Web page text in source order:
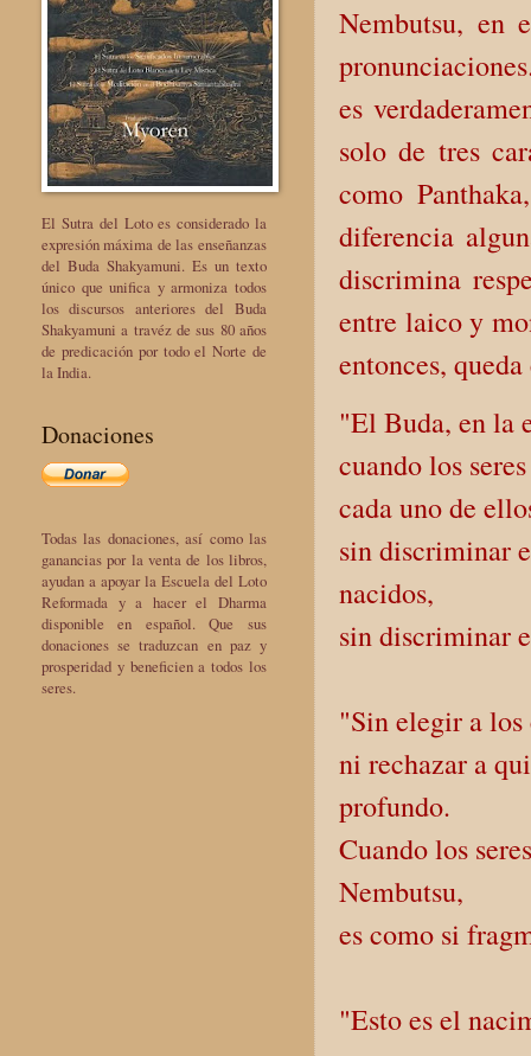
Nembutsu, en
es
solo de tres
como
diferencia
discrimina
entre laico y
entonces,
"El Buda, en la
cuando los
cada uno de
sin discriminar
nacidos,
sin discriminar
"Sin elegir a los
ni rechazar a
profundo.
Cuando los
Nembutsu,
es como si
"Esto es el
El Sutra del Loto es considerado la
expresión máxima de las enseñanzas
del Buda Shakyamuni. Es un texto
único que unifica y armoniza todos
los discursos anteriores del Buda
Shakyamuni a travéz de sus 80 años
de predicación por todo el Norte de
la India.
Donaciones
Todas las donaciones, así como las
ganancias por la venta de los libros,
ayudan a apoyar la Escuela del Loto
Reformada y a hacer el Dharma
disponible en español. Que sus
donaciones se traduzcan en paz y
prosperidad y beneficien a todos los
seres.